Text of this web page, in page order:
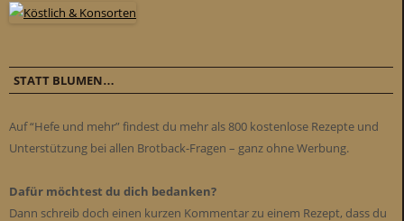
STATT BLUMEN…
Auf “Hefe und mehr” findest du mehr als 800 kostenlose Rezepte und
Unterstützung bei allen Brotback-Fragen – ganz ohne Werbung.
Dafür möchtest du dich bedanken?
Dann schreib doch einen kurzen Kommentar zu einem Rezept, dass du